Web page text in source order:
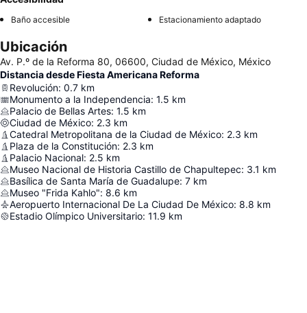
Baño accesible Estacionamiento adaptado
Ubicación
Av. P.º de la Reforma 80, 06600, Ciudad de México, México
Distancia desde Fiesta Americana Reforma
Revolución: 0.7 km
Monumento a la Independencia: 1.5 km
Palacio de Bellas Artes: 1.5 km
Ciudad de México: 2.3 km
Catedral Metropolitana de la Ciudad de México: 2.3 km
Plaza de la Constitución: 2.3 km
Palacio Nacional: 2.5 km
Museo Nacional de Historia Castillo de Chapultepec: 3.1 km
Basílica de Santa María de Guadalupe: 7 km
Museo "Frida Kahlo": 8.6 km
Aeropuerto Internacional De La Ciudad De México: 8.8 km
Estadio Olímpico Universitario: 11.9 km